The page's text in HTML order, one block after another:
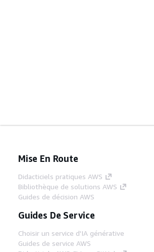
Mise En Route
Didacticiels pratiques AWS
Bibliothèque de solutions AWS
Guides de décision AWS
Guides De Service
Choisir un service d'IA générative
Guides de service AWS